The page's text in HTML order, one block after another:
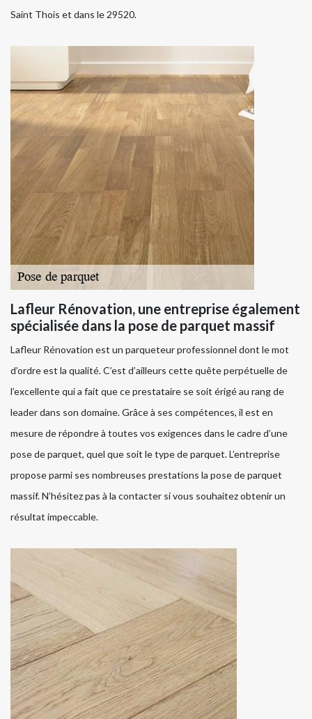
Saint Thois et dans le 29520.
Lafleur Rénovation, une entreprise également
spécialisée dans la pose de parquet massif
Lafleur Rénovation est un parqueteur professionnel dont le mot
d’ordre est la qualité. C’est d’ailleurs cette quête perpétuelle de
l’excellente qui a fait que ce prestataire se soit érigé au rang de
leader dans son domaine. Grâce à ses compétences, il est en
mesure de répondre à toutes vos exigences dans le cadre d’une
pose de parquet, quel que soit le type de parquet. L’entreprise
propose parmi ses nombreuses prestations la pose de parquet
massif. N’hésitez pas à la contacter si vous souhaitez obtenir un
résultat impeccable.